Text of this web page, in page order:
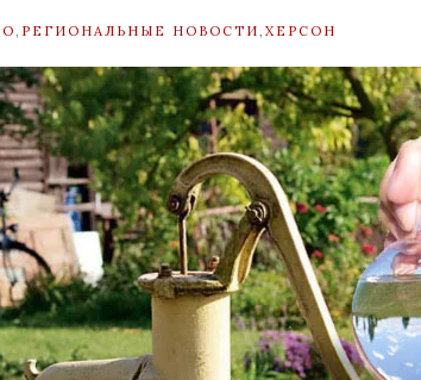
РЕГИОНАЛЬНЫЕ НОВОСТИ ХЕРСОН